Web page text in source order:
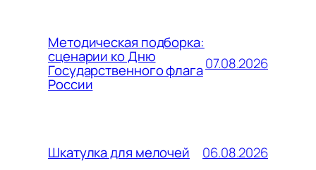
Методическая подборка:
сценарии ко Дню
Государственного флага
России
07.08.2026
Шкатулка для мелочей 06.08.2026